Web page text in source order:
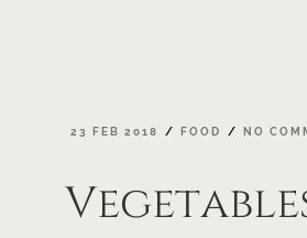
23 FEB 2018 FOOD NO